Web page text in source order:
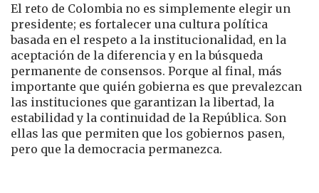
El reto de Colombia no es simplemente elegir un
presidente; es fortalecer una cultura política
basada en el respeto a la institucionalidad, en la
aceptación de la diferencia y en la búsqueda
permanente de consensos. Porque al final, más
importante que quién gobierna es que prevalezcan
las instituciones que garantizan la libertad, la
estabilidad y la continuidad de la República. Son
ellas las que permiten que los gobiernos pasen,
pero que la democracia permanezca.